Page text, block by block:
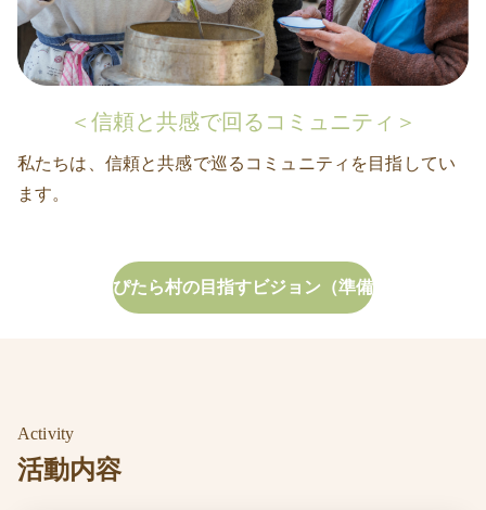
＜信頼と共感で回るコミュニティ＞
私たちは、信頼と共感で巡るコミュニティを目指してい
ます。
ぴたら村の目指すビジョン（準備
Activity
活動内容